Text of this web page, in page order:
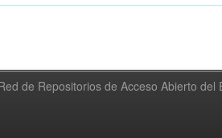
de Repositorios de Acceso Abierto del